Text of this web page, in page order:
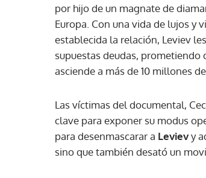
por hijo de un magnate de
Europa. Con una vida de lujos y
establecida la relación, Leviev
supuestas deudas, prometiendo
asciende a más de 10 millones
Las víctimas del documental,
clave para exponer su modus
para desenmascarar a Levievy
sino que también desató un